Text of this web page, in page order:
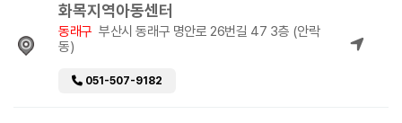
화목지역아동센터
동래구 부산시 동래구 명안로 26번길 47 3층 (안락
동)
051-507-9182